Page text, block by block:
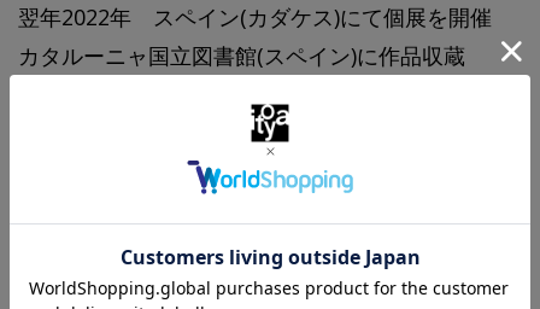
翌年2022年 スペイン(カダケス)にて個展を開催
カタルーニャ国立図書館(スペイン)に作品収蔵
2025年 第7回アワガミ国際ミニプリント展 賞候